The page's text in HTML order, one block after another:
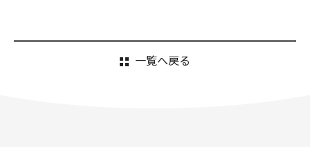
一覧へ戻る